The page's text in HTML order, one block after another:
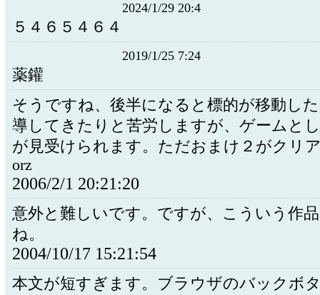
2024/1/29 20:4
５４６５４６４
2019/1/25 7:24
薬鑵
そうですね、後半になると標的が移動し
導してきたりと苦労しますが、ゲームと
が見受けられます。ただおまけ２がクリ
orz
2006/2/1 20:21:20
意外と難しいです。ですが、こういう作
ね。
2004/10/17 15:21:54
本文が短すぎます。ブラウザのバックボ